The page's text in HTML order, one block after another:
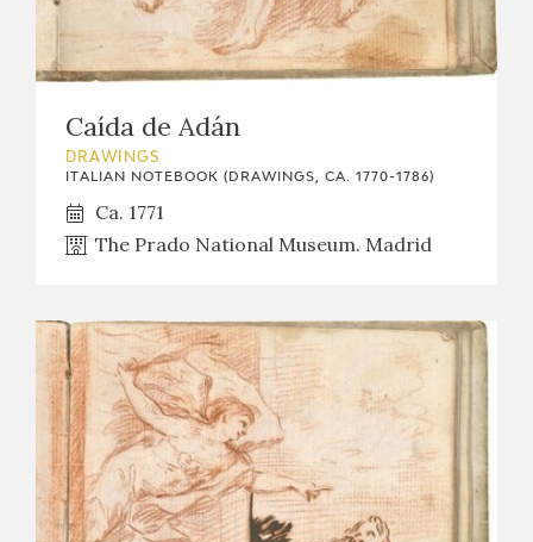
Caída de Adán
DRAWINGS
ITALIAN NOTEBOOK (DRAWINGS, CA. 1770-1786)
Ca. 1771
The Prado National Museum. Madrid